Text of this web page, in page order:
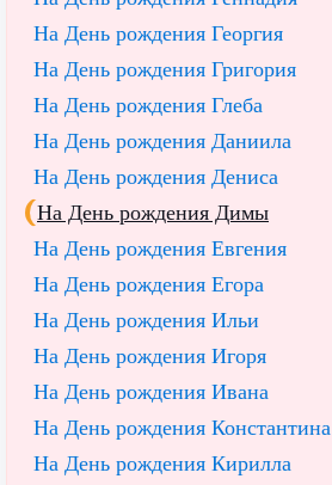
На День рождения Георгия
На День рождения Григория
На День рождения Глеба
На День рождения Даниила
На День рождения Дениса
На День рождения Димы
На День рождения Евгения
На День рождения Егора
На День рождения Ильи
На День рождения Игоря
На День рождения Ивана
На День рождения Константина
На День рождения Кирилла